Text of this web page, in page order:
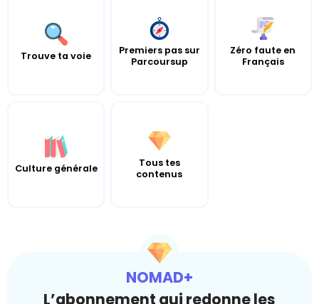
Trouve ta voie
Premiers pas sur
Parcoursup
Zéro faute en
Français
Culture générale
Tous tes
contenus
NOMAD+
L’abonnement qui redonne les